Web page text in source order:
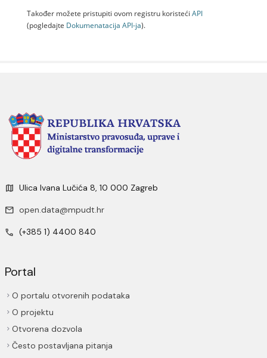
Također možete pristupiti ovom registru koristeći API
(pogledajte Dokumenаtаcijа API-jа).